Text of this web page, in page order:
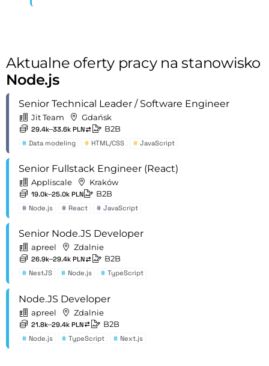
Aktualne oferty pracy na stanowisko
Node.js
Senior Technical Leader / Software Engineer
Jit Team Gdańsk
29.4k–33.6k PLN B2B
# Data modeling # HTML/CSS # JavaScript
Senior Fullstack Engineer (React)
Appliscale Kraków
19.0k–25.0k PLN B2B
# Node.js # React # JavaScript
Senior Node.JS Developer
apreel Zdalnie
26.9k–29.4k PLN B2B
# NestJS # Node.js # TypeScript
Node.JS Developer
apreel Zdalnie
21.8k–29.4k PLN B2B
# Node.js # TypeScript # Next.js